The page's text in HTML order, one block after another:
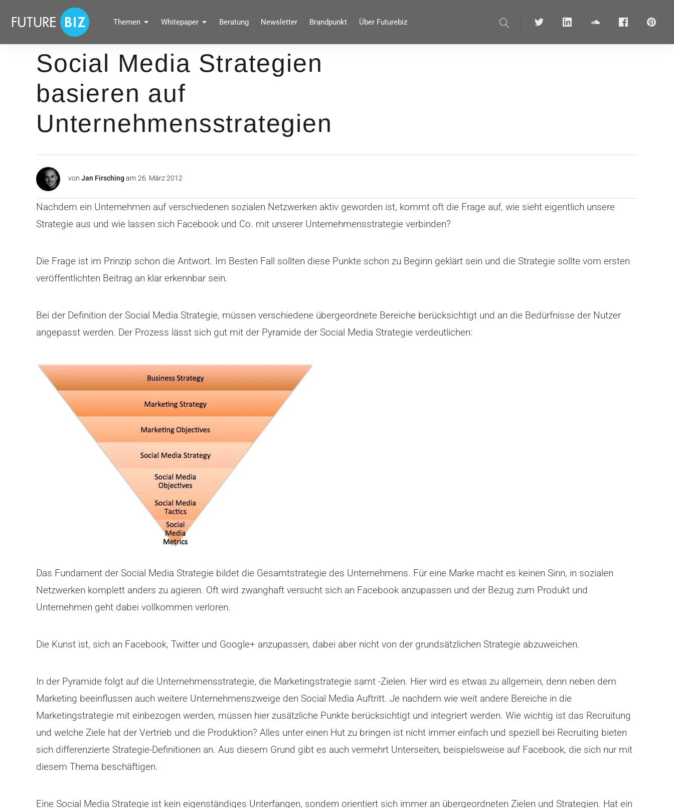
überspringen
FUTUREBIZ
Social Media Marketing Blog für Unternehmen by BRANDPUNKT
Themen Whitepaper Beratung Newsletter Brandpunkt Über Futurebiz
Suche Twitter linkedin soundcloudFacebook
Social Media Strategien
basieren auf
Unternehmensstrategien
von Jan Firsching am 26. März 2012
Nachdem ein Unternehmen auf verschiedenen sozialen Netzwerken aktiv geworden ist, kommt oft die Frage auf, wie sieht eigentlich unsere
Strategie aus und wie lassen sich Facebook und Co. mit unserer Unternehmensstrategie verbinden?
Die Frage ist im Prinzip schon die Antwort. Im Besten Fall sollten diese Punkte schon zu Beginn geklärt sein und die Strategie sollte vom ersten
veröffentlichten Beitrag an klar erkennbar sein.
Bei der Definition der Social Media Strategie, müssen verschiedene übergeordnete Bereiche berücksichtigt und an die Bedürfnisse der Nutzer
angepasst werden. Der Prozess lässt sich gut mit der Pyramide der Social Media Strategie verdeutlichen:
Das Fundament der Social Media Strategie bildet die Gesamtstrategie des Unternehmens. Für eine Marke macht es keinen Sinn, in sozialen
Netzwerken komplett anders zu agieren. Oft wird zwanghaft versucht sich an Facebook anzupassen und der Bezug zum Produkt und
Unternehmen geht dabei vollkommen verloren.
Die Kunst ist, sich an Facebook, Twitter und Google+ anzupassen, dabei aber nicht von der grundsätzlichen Strategie abzuweichen.
In der Pyramide folgt auf die Unternehmensstrategie, die Marketingstrategie samt -Zielen. Hier wird es etwas zu allgemein, denn neben dem
Marketing beeinflussen auch weitere Unternehmenszweige den Social Media Auftritt. Je nachdem wie weit andere Bereiche in die
Marketingstrategie mit einbezogen werden, müssen hier zusätzliche Punkte berücksichtigt und integriert werden. Wie wichtig ist das Recruitung
und welche Ziele hat der Vertrieb und die Produktion? Alles unter einen Hut zu bringen ist nicht immer einfach und speziell bei Recruiting bieten
sich differenzierte Strategie-Definitionen an. Aus diesem Grund gibt es auch vermehrt Unterseiten, beispielsweise auf Facebook, die sich nur mit
diesem Thema beschäftigen.
Eine Social Media Strategie ist kein eigenständiges Unterfangen, sondern orientiert sich immer an übergeordneten Zielen und Strategien. Hat ein